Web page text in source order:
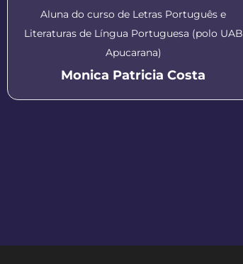
Aluna do curso de Letras Português e
Literaturas de Língua Portuguesa (polo UAB
Apucarana)
Monica Patricia Costa